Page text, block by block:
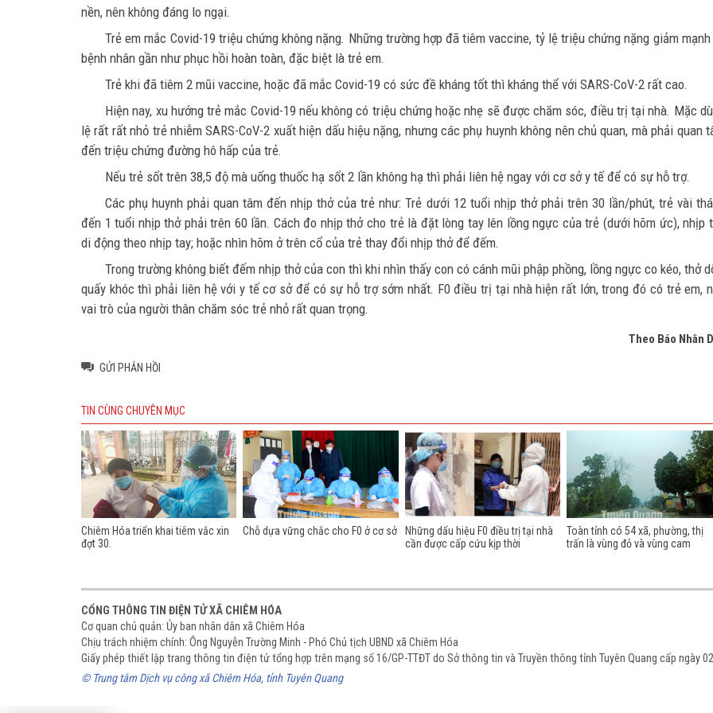
nền, nên không đáng lo ngại.
Trẻ em mắc Covid-19 triệu chứng không nặng. Những trường hợp đã tiêm vaccine, tỷ lệ triệu chứng nặng giảm mạnh
bệnh nhân gần như phục hồi hoàn toàn, đặc biệt là trẻ em.
Trẻ khi đã tiêm 2 mũi vaccine, hoặc đã mắc Covid-19 có sức đề kháng tốt thì kháng thể với SARS-CoV-2 rất cao.
Hiện nay, xu hướng trẻ mắc Covid-19 nếu không có triệu chứng hoặc nhẹ sẽ được chăm sóc, điều trị tại nhà. Mặc
lệ rất rất nhỏ trẻ nhiễm SARS-CoV-2 xuất hiện dấu hiệu nặng, nhưng các phụ huynh không nên chủ quan, mà phải quan
đến triệu chứng đường hô hấp của trẻ.
Nếu trẻ sốt trên 38,5 độ mà uống thuốc hạ sốt 2 lần không hạ thì phải liên hệ ngay với cơ sở y tế để có sự hỗ trợ.
Các phụ huynh phải quan tâm đến nhịp thở của trẻ như: Trẻ dưới 12 tuổi nhịp thở phải trên 30 lần/phút, trẻ vài
đến 1 tuổi nhịp thở phải trên 60 lần. Cách đo nhịp thở cho trẻ là đặt lòng tay lên lồng ngực của trẻ (dưới hõm ức), nhịp
di động theo nhịp tay; hoặc nhìn hõm ở trên cổ của trẻ thay đổi nhịp thở để đếm.
Trong trường không biết đếm nhịp thở của con thì khi nhìn thấy con có cánh mũi phập phồng, lồng ngực co kéo, thở
quấy khóc thì phải liên hệ với y tế cơ sở để có sự hỗ trợ sớm nhất. F0 điều trị tại nhà hiện rất lớn, trong đó có trẻ em,
vai trò của người thân chăm sóc trẻ nhỏ rất quan trọng.
Theo Báo Nhân
GỬI PHẢN HỒI
TIN CÙNG CHUYÊN MỤC
Chiêm Hóa triển khai tiêm vắc xin
đợt 30.
Chỗ dựa vững chắc cho F0 ở cơ sở
Những dấu hiệu F0 điều trị tại nhà
cần được cấp cứu kịp thời
Toàn tỉnh có 54 xã, phường, thị
trấn là vùng đỏ và vùng cam
CỔNG THÔNG TIN ĐIỆN TỬ XÃ CHIÊM HÓA
Cơ quan chủ quản: Ủy ban nhân dân xã Chiêm Hóa
Chịu trách nhiệm chính: Ông Nguyễn Trường Minh - Phó Chủ tịch UBND xã Chiêm Hóa
Giấy phép thiết lập trang thông tin điện tử tổng hợp trên mạng số 16/GP-TTĐT do Sở thông tin và Truyền thông tỉnh Tuyên Quang cấp ngày
© Trung tâm Dịch vụ công xã Chiêm Hóa, tỉnh Tuyên Quang